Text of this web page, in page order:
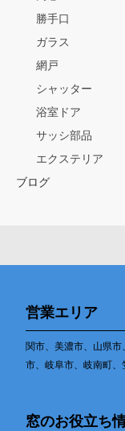
勝手口
ガラス
網戸
シャッター
浴室ドア
サッシ部品
エクステリア
ブログ
営業エリア
関市、美濃市、山県
市、岐阜市、岐南町、
窓のお役立ち